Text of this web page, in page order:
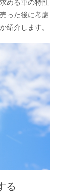
める車の特性
った後に考慮
紹介します。
る